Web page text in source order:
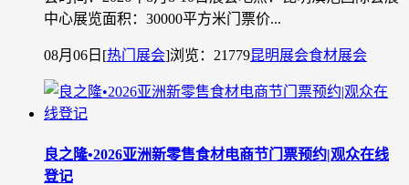
中心展览面积：30000平方米门票价...
08月06日 [热门展会]浏览：21779昆明展会食材展会
良之隆•2026亚洲新零售食材电商节门票预约|观众在线
登记